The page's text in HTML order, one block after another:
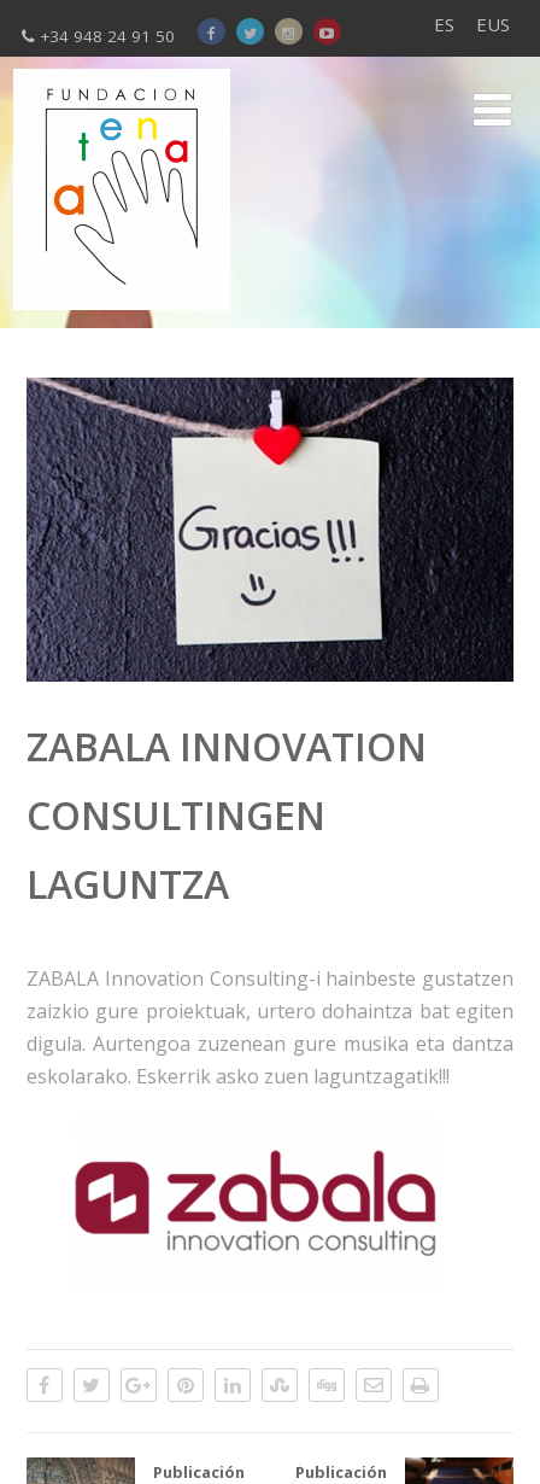
ES EUS
+34 948 24 91 50
ZABALA INNOVATION
CONSULTINGEN
LAGUNTZA
ZABALA Innovation Consulting-i hainbeste gustatzen
zaizkio gure proiektuak, urtero dohaintza bat egiten
digula. Aurtengoa zuzenean gure musika eta dantza
eskolarako. Eskerrik asko zuen laguntzagatik!!!
Publicación
Publicación